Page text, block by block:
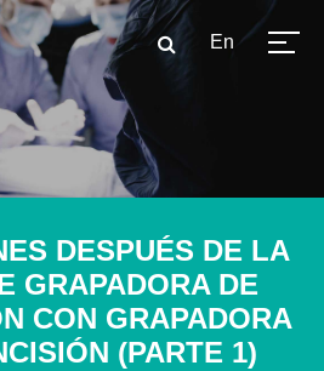
En
DESPUÉS DE LA
GRAPADORA DE
CON GRAPADORA
(PARTE 1)